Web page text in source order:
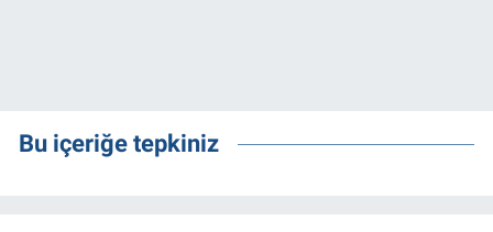
Bu içeriğe tepkiniz